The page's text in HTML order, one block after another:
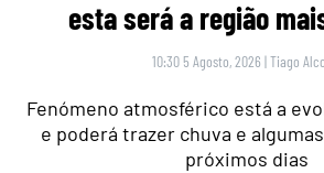
esta será a região
10:30 5 Agosto, 2026 |Tiago
Fenómeno atmosférico está a
e poderá trazer chuva e
próximos dias